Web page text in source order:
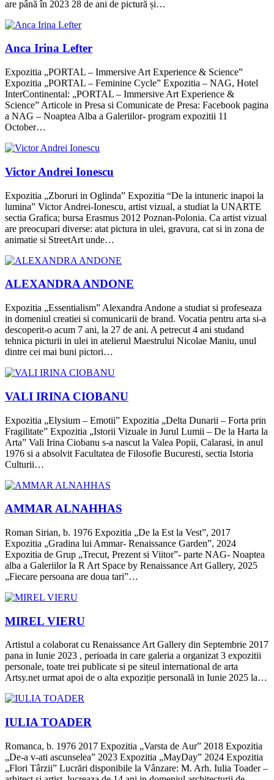
are până în 2023 28 de ani de pictură și…
Anca Irina Lefter
Expozitia „PORTAL – Immersive Art Experience & Science”
Expozitia „PORTAL – Feminine Cycle” Expozitia – NAG, Hotel
InterContinental: „PORTAL – Immersive Art Experience &
Science” Articole in Presa si Comunicate de Presa: Facebook pagina
a NAG – Noaptea Alba a Galeriilor- program expozitii 11
October…
Victor Andrei Ionescu
Expozitia „Zboruri in Oglinda” Expozitia “De la intuneric inapoi la
lumina” Victor Andrei-Ionescu, artist vizual, a studiat la UNARTE
sectia Grafica; bursa Erasmus 2012 Poznan-Polonia. Ca artist vizual
are preocupari diverse: atat pictura in ulei, gravura, cat si in zona de
animatie si StreetArt unde…
ALEXANDRA ANDONE
Expozitia „Essentialism” Alexandra Andone a studiat si profeseaza
in domeniul creatiei si comunicarii de brand. Vocatia pentru arta si-a
descoperit-o acum 7 ani, la 27 de ani. A petrecut 4 ani studand
tehnica picturii in ulei in atelierul Maestrului Nicolae Maniu, unul
dintre cei mai buni pictori…
VALI IRINA CIOBANU
Expozitia „Elysium – Emotii” Expozitia „Delta Dunarii – Forta prin
Fragilitate” Expozitia „Istorii Vizuale in Jurul Lumii – De la Harta la
Arta” Vali Irina Ciobanu s-a nascut la Valea Popii, Calarasi, in anul
1976 si a absolvit Facultatea de Filosofie Bucuresti, sectia Istoria
Culturii…
AMMAR ALNAHHAS
Roman Sirian, b. 1976 Expozitia „De la Est la Vest”, 2017
Expozitia „Gradina lui Ammar- Renaissance Garden”, 2024
Expozitia de Grup „Trecut, Prezent si Viitor”- parte NAG- Noaptea
alba a Galeriilor la R Art Space by Renaissance Art Gallery, 2025
„Fiecare persoana are doua tari”…
MIREL VIERU
Artistul a colaborat cu Renaissance Art Gallery din Septembrie 2017
pana in Iunie 2023 , perioada in care galeria a organizat 3 expozitii
personale, toate trei publicate si pe siteul international de arta
Artsy.net urmat apoi de o alta expoziție personală in Iunie 2025 la…
IULIA TOADER
Romanca, b. 1976 2017 Expozitia „Varsta de Aur” 2018 Expozitia
„De-a v-ati ascunselea” 2023 Expozitia „MayDay” 2024 Expozitia
„Flori Târzii” Lucrări disponibile la Vânzare: M. Arh. Iulia Toader –